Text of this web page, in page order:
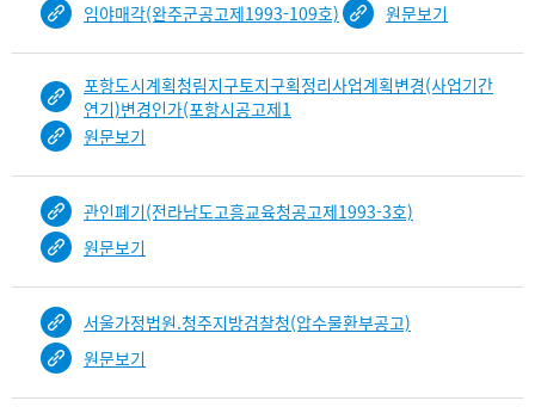
임야매각(완주군공고제1993-109호) 원문보기
포항도시계획청림지구토지구획정리사업계획변경(사업기간
연기)변경인가(포항시공고제1
원문보기
관인폐기(전라남도고흥교육청공고제1993-3호)
원문보기
서울가정법원.청주지방검찰청(압수물환부공고)
원문보기